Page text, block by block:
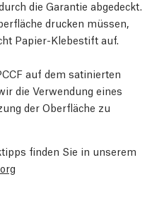
die Garantie abgedeckt.
drucken müssen,
Papier-Klebestift auf.
auf dem satinierten
die Verwendung eines
der Oberfläche zu
finden Sie in unserem